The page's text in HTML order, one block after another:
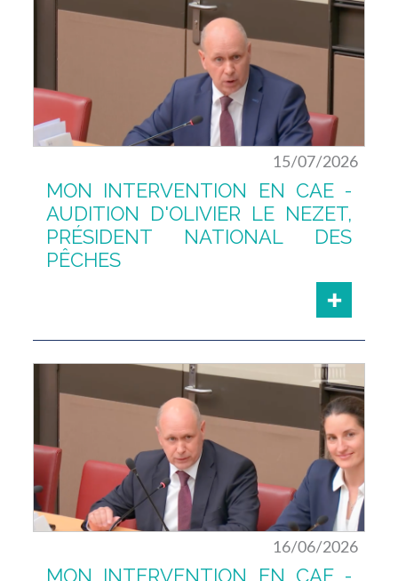
15/07/2026
MON INTERVENTION EN CAE -
AUDITION D'OLIVIER LE NEZET,
PRÉSIDENT NATIONAL DES
PÊCHES
16/06/2026
MON INTERVENTION EN CAE -